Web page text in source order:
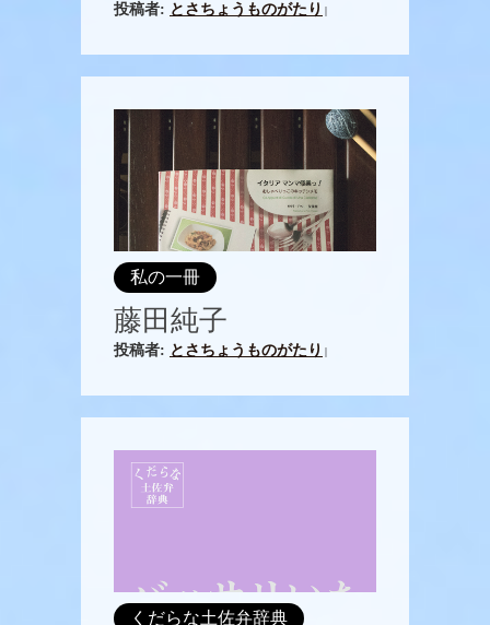
投稿者: とさちょうものがたり
私の一冊
藤田純子
投稿者: とさちょうものがたり
くだらな土佐弁辞典